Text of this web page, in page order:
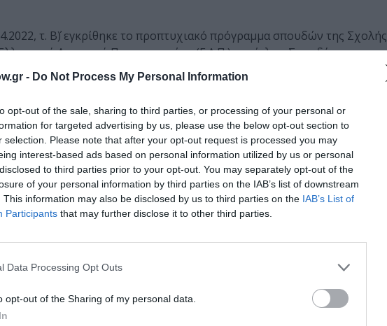
- Do Not Process My Personal Information
opt-out of the sale, sharing to third parties, or processing of your personal or
for targeted advertising by us, please use the below opt-out section to
selection. Please note that after your opt-out request is processed you may
interest-based ads based on personal information utilized by us or personal
to third parties prior to your opt-out. You may separately opt-out of the
of your personal information by third parties on the IAB’s list of downstream
This information may also be disclosed by us to third parties on the IAB’s List of
Participants that may further disclose it to other third parties.
Data Processing Opt Outs
opt-out of the Sharing of my personal data.
τ. Β΄) εγκρίθηκε το προπτυχιακό πρόγραμμα σπουδών της Σχολής
Ανοικτού Πανεπιστημίου (Ε.Α.Π.) με τίτλο: «Σπουδές
λειτουργήσει στη Δράμα.
θα έχουν τα εφόδια για να:
οποιουδήποτε είδους (genre)
έως σήμερα
δημιουργία σε οπτικοακουστικές παραγωγές
χρησιμοποιούν όλες τις εναλλακτικές μορφές επικοινωνίας και